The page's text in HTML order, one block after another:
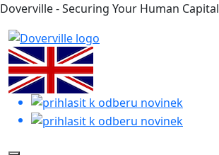
Doverville - Securing Your Human Capital